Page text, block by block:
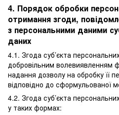
4. Порядок обробки
отримання згоди,
з персональними даними
даних
4.1. Згода суб’єкта
добровільним волевиявленням
надання дозволу на обробку її
відповідно до сформульованої
4.2. Згода суб’єкта
у таких формах: